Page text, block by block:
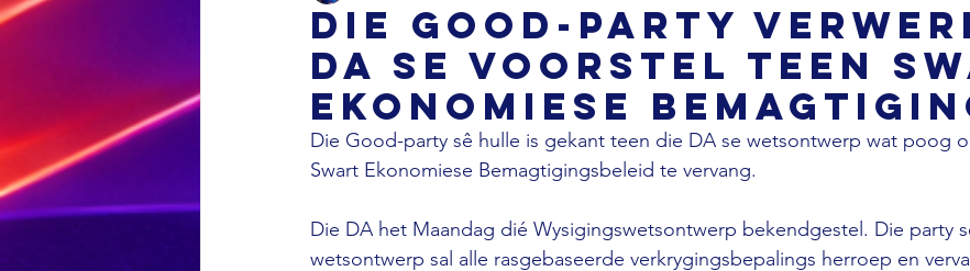
Die Good-party
DA se voorstel teen
Ekonomiese
Die Good-party sê hulle is gekant teen die DA se wetsontwerp wat poog
Swart Ekonomiese Bemagtigingsbeleid te vervang.
Die DA het Maandag dié Wysigingswetsontwerp bekendgestel. Die party
wetsontwerp sal alle rasgebaseerde verkrygingsbepalings herroep en